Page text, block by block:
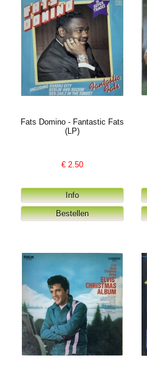
Fats Domino - Fantastic Fats
(LP)
€ 2.50